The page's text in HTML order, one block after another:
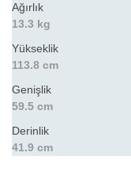
Ağırlık
13.3 kg
Yükseklik
113.8 cm
Genişlik
59.5 cm
Derinlik
41.9 cm